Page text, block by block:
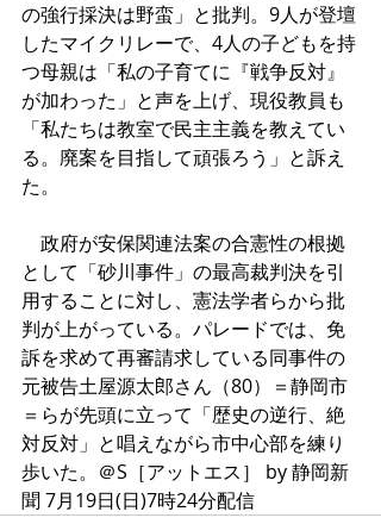
の強行採決は野蛮」と批判。9人が登壇
したマイクリレーで、4人の子どもを持
つ母親は「私の子育てに『戦争反対』
が加わった」と声を上げ、現役教員も
「私たちは教室で民主主義を教えてい
る。廃案を目指して頑張ろう」と訴え
た。
政府が安保関連法案の合憲性の根拠
として「砂川事件」の最高裁判決を引
用することに対し、憲法学者らから批
判が上がっている。パレードでは、免
訴を求めて再審請求している同事件の
元被告土屋源太郎さん（80）＝静岡市
＝らが先頭に立って「歴史の逆行、絶
対反対」と唱えながら市中心部を練り
歩いた。＠S［アットエス］ by 静岡新
聞 7月19日(日)7時24分配信